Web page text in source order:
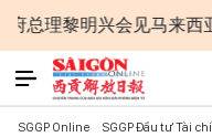
理黎明兴会见马来西亚
SGGP Online SGGP Đầu tư Tài